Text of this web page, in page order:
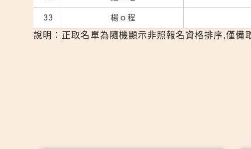
33 楊ｏ程
說明：正取名單為隨機顯示非照報名資格排序,僅備